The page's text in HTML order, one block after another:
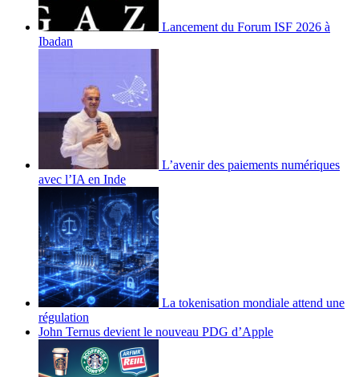
Lancement du Forum ISF 2026 à
Ibadan
L’avenir des paiements numériques
avec l’IA en Inde
La tokenisation mondiale attend une
régulation
John Ternus devient le nouveau PDG d’Apple